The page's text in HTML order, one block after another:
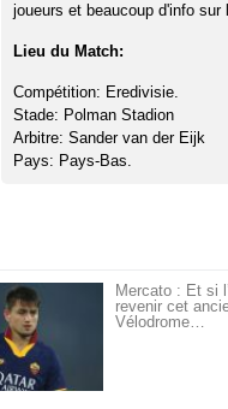
joueurs et beaucoup d'info sur
Lieu du Match:
Compétition: Eredivisie.
Stade: Polman Stadion
Arbitre: Sander van der Eijk
Pays: Pays-Bas.
Mercato : Et si
revenir cet
Vélodrome…